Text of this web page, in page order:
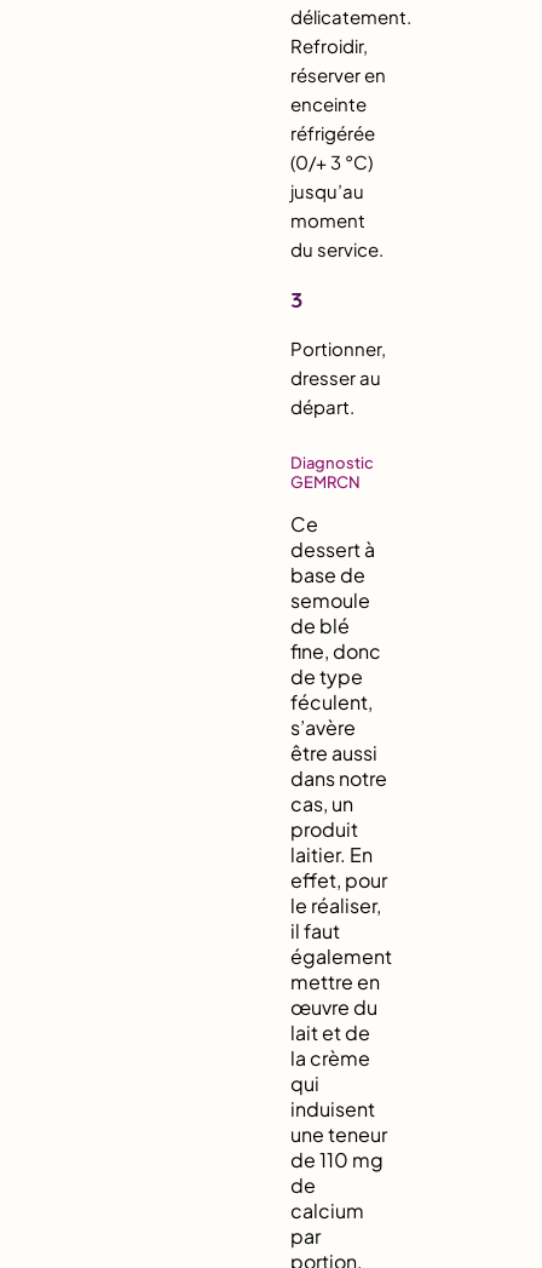
délicatement.
Refroidir,
réserver en
enceinte
réfrigérée
(0/+ 3 °C)
jusqu’au
moment
du service.
3
Portionner,
dresser au
départ.
Diagnostic
GEMRCN
Ce
dessert à
base de
semoule
de blé
fine, donc
de type
féculent,
s’avère
être aussi
dans notre
cas, un
produit
laitier. En
effet, pour
le réaliser,
il faut
également
mettre en
œuvre du
lait et de
la crème
qui
induisent
une teneur
de 110 mg
de
calcium
par
portion.